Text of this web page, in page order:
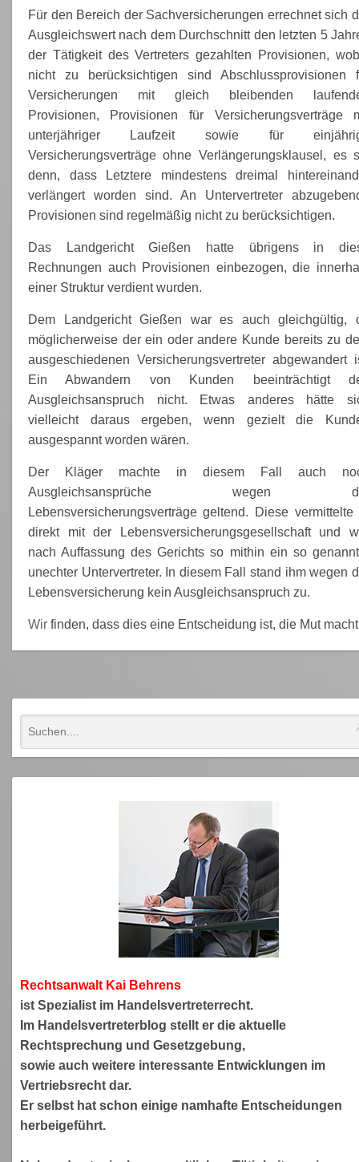
Für den Bereich der Sachversicherungen errechnet sich
Ausgleichswert nach dem Durchschnitt den letzten 5
der Tätigkeit des Vertreters gezahlten Provisionen,
nicht zu berücksichtigen sind Abschlussprovisionen
Versicherungen mit gleich bleibenden
Provisionen, Provisionen für Versicherungsverträge
unterjähriger Laufzeit sowie für
Versicherungsverträge ohne Verlängerungsklausel, es
denn, dass Letztere mindestens dreimal
verlängert worden sind. An Untervertreter
Provisionen sind regelmäßig nicht zu berücksichtigen.
Das Landgericht Gießen hatte übrigens in
Rechnungen auch Provisionen einbezogen, die
einer Struktur verdient wurden.
Dem Landgericht Gießen war es auch gleichgültig,
möglicherweise der ein oder andere Kunde bereits zu
ausgeschiedenen Versicherungsvertreter abgewandert
Ein Abwandern von Kunden beeinträchtigt
Ausgleichsanspruch nicht. Etwas anderes hätte
vielleicht daraus ergeben, wenn gezielt die
ausgespannt worden wären.
Der Kläger machte in diesem Fall auch
Ausgleichsansprüche wegen
Lebensversicherungsverträge geltend. Diese vermittelte
direkt mit der Lebensversicherungsgesellschaft und
nach Auffassung des Gerichts so mithin ein so
unechter Untervertreter. In diesem Fall stand ihm wegen
Lebensversicherung kein Ausgleichsanspruch zu.
Wirfinden, dass dies eine Entscheidung ist, die Mut
Rechtsanwalt Kai Behrens
ist Spezialist im Handelsvertreterrecht.
Im Handelsvertreterblog stellt er die aktuelle
Rechtsprechung und Gesetzgebung,
sowie auch weitere interessante Entwicklungen im
Vertriebsrecht dar.
Er selbst hat schon einige namhafte Entscheidungen
herbeigeführt.